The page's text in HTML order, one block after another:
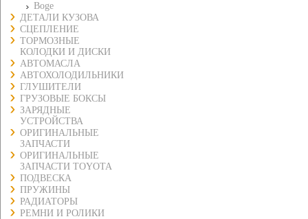
Boge
ДЕТАЛИ КУЗОВА
СЦЕПЛЕНИЕ
ТОРМОЗНЫЕ
КОЛОДКИ И ДИСКИ
АВТОМАСЛА
АВТОХОЛОДИЛЬНИКИ
ГЛУШИТЕЛИ
ГРУЗОВЫЕ БОКСЫ
ЗАРЯДНЫЕ
УСТРОЙСТВА
ОРИГИНАЛЬНЫЕ
ЗАПЧАСТИ
ОРИГИНАЛЬНЫЕ
ЗАПЧАСТИ TOYOTA
ПОДВЕСКА
ПРУЖИНЫ
РАДИАТОРЫ
РЕМНИ И РОЛИКИ